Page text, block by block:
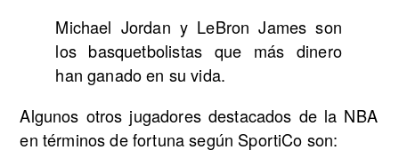
Michael Jordan y LeBron James son
los basquetbolistas que más dinero
han ganado en su vida.
Algunos otros jugadores destacados de la NBA
en términos de fortuna según SportiCo son: